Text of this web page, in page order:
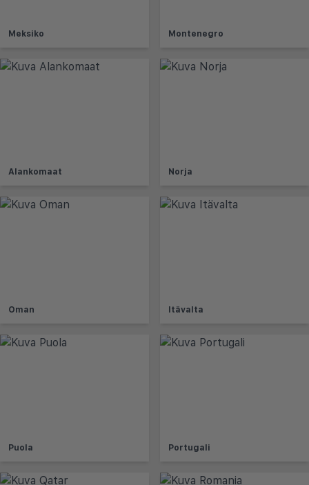
Meksiko Montenegro
Alankomaat Norja
Oman Itävalta
Puola Portugali